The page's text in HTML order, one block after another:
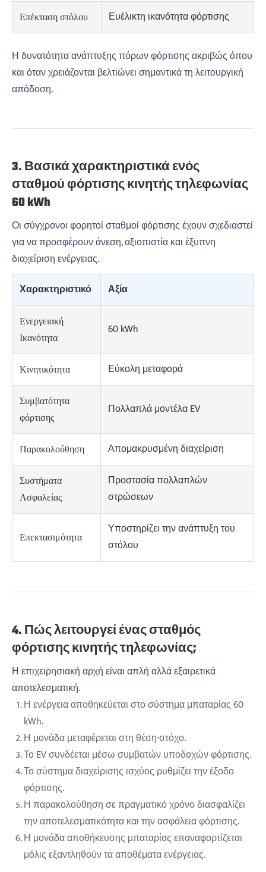
Επέκταση στόλου Ευέλικτη ικανότητα φόρτισης
Η δυνατότητα ανάπτυξης πόρων φόρτισης ακριβώς όπου
και όταν χρειάζονται βελτιώνει σημαντικά τη λειτουργική
απόδοση.
3. Βασικά χαρακτηριστικά ενός
σταθμού φόρτισης κινητής τηλεφωνίας
60 kWh
Οι σύγχρονοι φορητοί σταθμοί φόρτισης έχουν σχεδιαστεί
για να προσφέρουν άνεση, αξιοπιστία και έξυπνη
διαχείριση ενέργειας.
Χαρακτηριστικό
Αξία
Ενεργειακή
Ικανότητα
60 kWh
Κινητικότητα Εύκολη μεταφορά
Συμβατότητα
φόρτισης
Πολλαπλά μοντέλα EV
Παρακολούθηση Απομακρυσμένη διαχείριση
Συστήματα
Ασφαλείας
Προστασία πολλαπλών
στρώσεων
Επεκτασιμότητα
Υποστηρίζει την ανάπτυξη του
στόλου
4. Πώς λειτουργεί ένας σταθμός
φόρτισης κινητής τηλεφωνίας;
Η επιχειρησιακή αρχή είναι απλή αλλά εξαιρετικά
αποτελεσματική.
Η ενέργεια αποθηκεύεται στο σύστημα μπαταρίας 60
kWh.
Η μονάδα μεταφέρεται στη θέση-στόχο.
Το EV συνδέεται μέσω συμβατών υποδοχών φόρτισης.
Το σύστημα διαχείρισης ισχύος ρυθμίζει την έξοδο
φόρτισης.
Η παρακολούθηση σε πραγματικό χρόνο διασφαλίζει
την αποτελεσματικότητα και την ασφάλεια φόρτισης.
Η μονάδα αποθήκευσης μπαταρίας επαναφορτίζεται
μόλις εξαντληθούν τα αποθέματα ενέργειας.